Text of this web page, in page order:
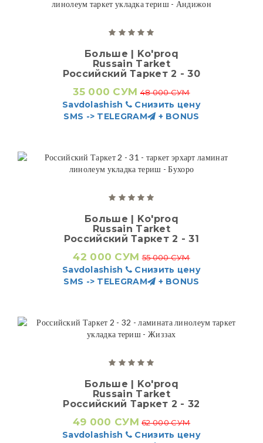
Больше | Ko'proq
Russain Tarket
Российский Таркет 2 - 30
35 000 СУМ 48 000 СУМ
Savdolashish
Снизить цену
SMS -> TELEGRAM
+ BONUS
Больше | Ko'proq
Russain Tarket
Российский Таркет 2 - 31
42 000 СУМ 55 000 СУМ
Savdolashish
Снизить цену
SMS -> TELEGRAM
+ BONUS
Больше | Ko'proq
Russain Tarket
Российский Таркет 2 - 32
49 000 СУМ 62 000 СУМ
Savdolashish
Снизить цену